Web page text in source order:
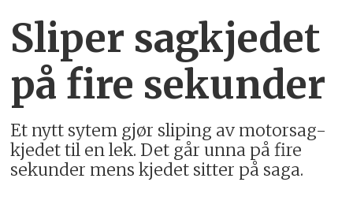
Sliper sagkjedet
på fire sekunder
Et nytt sytem gjør sliping av motorsag-
kjedet til en lek. Det går unna på fire
sekunder mens kjedet sitter på saga.